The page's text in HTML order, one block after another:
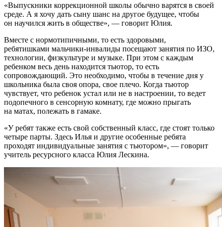
«Выпускники коррекционной школы обычно варятся в своей
среде. А я хочу дать сыну шанс на другое будущее, чтобы
он научился жить в обществе», — говорит Юлия.
Вместе с нормотипичными, то есть здоровыми,
ребятишками мальчики-инвалиды посещают занятия по ИЗО,
технологии, физкультуре и музыке. При этом с каждым
ребенком весь день находится тьютор, то есть
сопровождающий. Это необходимо, чтобы в течение дня у
школьника была своя опора, свое плечо. Когда тьютор
чувствует, что ребенок устал или не в настроении, то ведет
подопечного в сенсорную комнату, где можно прыгать
на матах, полежать в гамаке.
«У ребят также есть свой собственный класс, где стоят только
четыре парты. Здесь Илья и другие особенные ребята
проходят индивидуальные занятия с тьютором», — говорит
учитель ресурсного класса Юлия Лескина.